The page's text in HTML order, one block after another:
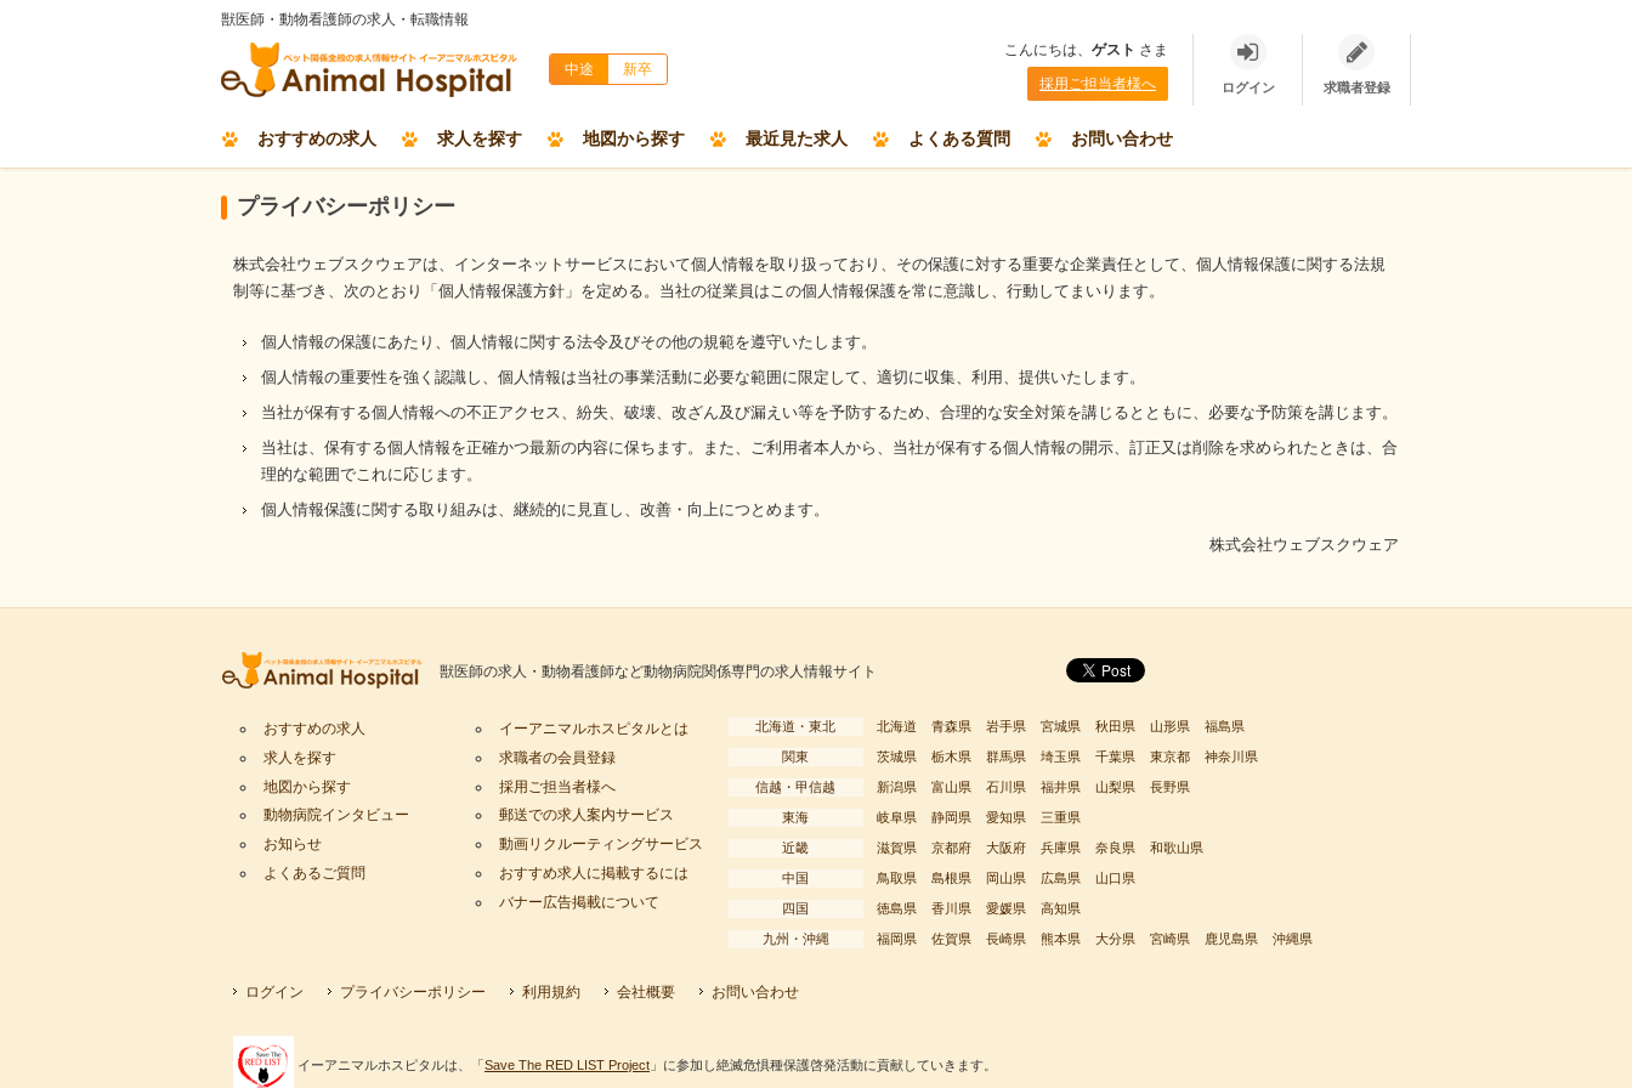
獣医師・動物看護師の求人・転職情報
中途 新卒
こんにちは、 ゲスト さま
採用ご担当者様へ
ログイン 求職者登録
おすすめの求人 求人を探す 地図から探す 最近見た求人 よくある質問 お問い合わせ
プライバシーポリシー
株式会社ウェブスクウェアは、インターネットサービスにおいて個人情報を取り扱っており、その保護に対する重要な企業責任として、個人情報保護に関する法規
制等に基づき、次のとおり「個人情報保護方針」を定める。当社の従業員はこの個人情報保護を常に意識し、行動してまいります。
個人情報の保護にあたり、個人情報に関する法令及びその他の規範を遵守いたします。
個人情報の重要性を強く認識し、個人情報は当社の事業活動に必要な範囲に限定して、適切に収集、利用、提供いたします。
当社が保有する個人情報への不正アクセス、紛失、破壊、改ざん及び漏えい等を予防するため、合理的な安全対策を講じるとともに、必要な予防策を講じます。
当社は、保有する個人情報を正確かつ最新の内容に保ちます。また、ご利用者本人から、当社が保有する個人情報の開示、訂正又は削除を求められたときは、合
理的な範囲でこれに応じます。
個人情報保護に関する取り組みは、継続的に見直し、改善・向上につとめます。
株式会社ウェブスクウェア
獣医師の求人・動物看護師など動物病院関係専門の求人情報サイト
おすすめの求人
求人を探す
地図から探す
動物病院インタビュー
お知らせ
よくあるご質問
イーアニマルホスピタルとは
求職者の会員登録
採用ご担当者様へ
郵送での求人案内サービス
動画リクルーティングサービス
おすすめ求人に掲載するには
バナー広告掲載について
北海道・東北 北海道 青森県 岩手県 宮城県 秋田県 山形県 福島県
関東 茨城県 栃木県 群馬県 埼玉県 千葉県 東京都 神奈川県
信越・甲信越 新潟県 富山県 石川県 福井県 山梨県 長野県
東海 岐阜県 静岡県 愛知県 三重県
近畿 滋賀県 京都府 大阪府 兵庫県 奈良県 和歌山県
中国 鳥取県 島根県 岡山県 広島県 山口県
四国 徳島県 香川県 愛媛県 高知県
九州・沖縄 福岡県 佐賀県 長崎県 熊本県 大分県 宮崎県 鹿児島県 沖縄県
ログイン プライバシーポリシー 利用規約 会社概要 お問い合わせ
イーアニマルホスピタルは、「Save The RED LIST Project 」に参加し絶滅危惧種保護啓発活動に貢献していきます。